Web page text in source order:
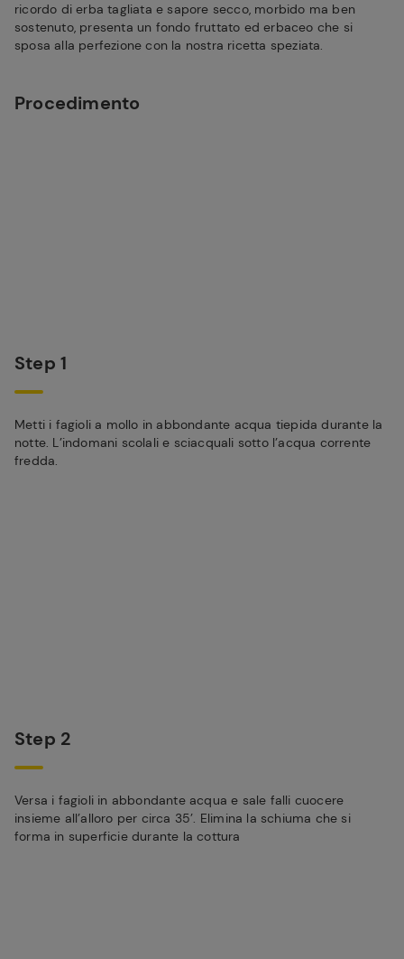
ricordo di erba tagliata e sapore secco, morbido ma ben
sostenuto, presenta un fondo fruttato ed erbaceo che si
sposa alla perfezione con la nostra ricetta speziata.
Procedimento
Step 1
Metti i fagioli a mollo in abbondante acqua tiepida durante la
notte. L’indomani scolali e sciacquali sotto l’acqua corrente
fredda.
Step 2
Versa i fagioli in abbondante acqua e sale falli cuocere
insieme all’alloro per circa 35’. Elimina la schiuma che si
forma in superficie durante la cottura